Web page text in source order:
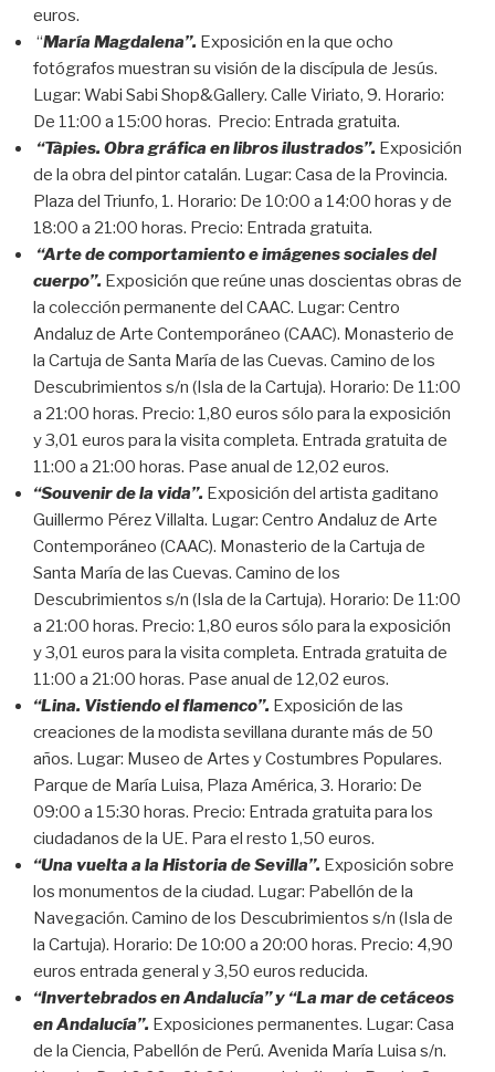
euros.
“María Magdalena”. Exposición en la que ocho
fotógrafos muestran su visión de la discípula de Jesús.
Lugar: Wabi Sabi Shop&Gallery. Calle Viriato, 9. Horario:
De 11:00 a 15:00 horas. Precio: Entrada gratuita.
“Tàpies. Obra gráfica en libros ilustrados”. Exposición
de la obra del pintor catalán. Lugar: Casa de la Provincia.
Plaza del Triunfo, 1. Horario: De 10:00 a 14:00 horas y de
18:00 a 21:00 horas. Precio: Entrada gratuita.
“Arte de comportamiento e imágenes sociales del
cuerpo”. Exposición que reúne unas doscientas obras de
la colección permanente del CAAC. Lugar: Centro
Andaluz de Arte Contemporáneo (CAAC). Monasterio de
la Cartuja de Santa María de las Cuevas. Camino de los
Descubrimientos s/n (Isla de la Cartuja). Horario: De 11:00
a 21:00 horas. Precio: 1,80 euros sólo para la exposición
y 3,01 euros para la visita completa. Entrada gratuita de
11:00 a 21:00 horas. Pase anual de 12,02 euros.
“Souvenir de la vida”. Exposición del artista gaditano
Guillermo Pérez Villalta. Lugar: Centro Andaluz de Arte
Contemporáneo (CAAC). Monasterio de la Cartuja de
Santa María de las Cuevas. Camino de los
Descubrimientos s/n (Isla de la Cartuja). Horario: De 11:00
a 21:00 horas. Precio: 1,80 euros sólo para la exposición
y 3,01 euros para la visita completa. Entrada gratuita de
11:00 a 21:00 horas. Pase anual de 12,02 euros.
“Lina. Vistiendo el flamenco”. Exposición de las
creaciones de la modista sevillana durante más de 50
años. Lugar: Museo de Artes y Costumbres Populares.
Parque de María Luisa, Plaza América, 3. Horario: De
09:00 a 15:30 horas. Precio: Entrada gratuita para los
ciudadanos de la UE. Para el resto 1,50 euros.
“Una vuelta a la Historia de Sevilla”. Exposición sobre
los monumentos de la ciudad. Lugar: Pabellón de la
Navegación. Camino de los Descubrimientos s/n (Isla de
la Cartuja). Horario: De 10:00 a 20:00 horas. Precio: 4,90
euros entrada general y 3,50 euros reducida.
“Invertebrados en Andalucía” y “La mar de cetáceos
en Andalucía”. Exposiciones permanentes. Lugar: Casa
de la Ciencia, Pabellón de Perú. Avenida María Luisa s/n.